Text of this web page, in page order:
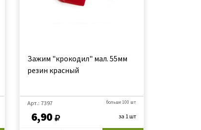
Зажим "крокодил" мал. 55мм
резин красный
Арт.: 7397
6,90
больше 100 шт
за 1 шт